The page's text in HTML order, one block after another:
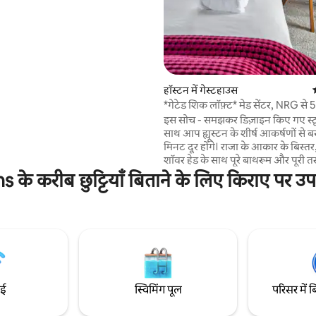
हॉस्टन में गेस्टहाउस
*गेटेड शिक लॉफ़्ट* मेड सेंटर, NRG से
दूरी पर
इस सोच - समझकर डिज़ाइन किए गए
साथ आप ह्यूस्टन के शीर्ष आकर्षणों से
मिनट दूर होंगे। राजा के आकार के
शॉवर हेड के साथ पूरे बाथरूम और पूरी
सुसज्जित रसोई का आनंद लें। टीवी या
देखते समय आरामदायक स्लीपिंग सोफ़े
मील) NRG और एस्ट्रोडोम स्टेडियम (3
डाउनटाउन (3 मील)
छुट्टियाँ बिताने के लिए किराए पर
स्विमिंग पूल परिसर में